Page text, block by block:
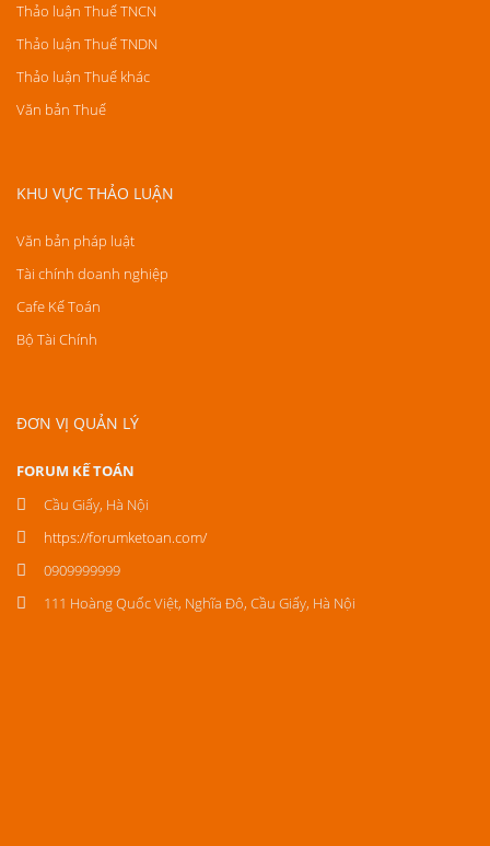
Thảo luận Thuế TNCN
Thảo luận Thuế TNDN
Thảo luận Thuế khác
Văn bản Thuế
KHU VỰC THẢO LUẬN
Văn bản pháp luật
Tài chính doanh nghiệp
Cafe Kế Toán
Bộ Tài Chính
ĐƠN VỊ QUẢN LÝ
FORUM KẾ TOÁN
Cầu Giấy, Hà Nội
https://forumketoan.com/
0909999999
111 Hoàng Quốc Việt, Nghĩa Đô, Cầu Giấy, Hà Nội